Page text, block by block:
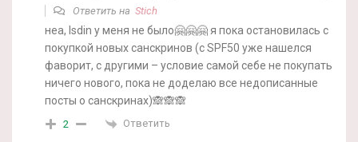
Ответить на Stich
неа, Isdin у меня не было🤗🤗🤗 я пока остановилась с
покупкой новых санскринов (с SPF50 уже нашелся
фаворит, с другими – условие самой себе не покупать
ничего нового, пока не доделаю все недописанные
посты о санскринах)🙈🙈🙈
2 Ответить